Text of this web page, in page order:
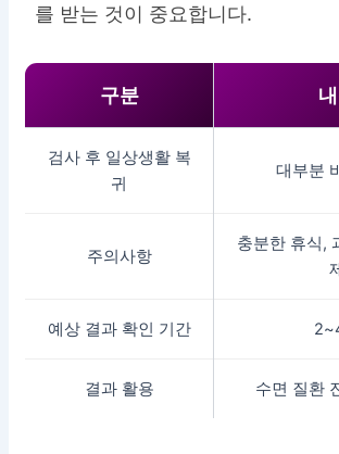
를 받는 것이 중요합니다.
구분
검사 후 일상생활 복
귀
대부분
주의사항
충분한 휴식,
예상 결과 확인 기간
결과 활용 수면 질환